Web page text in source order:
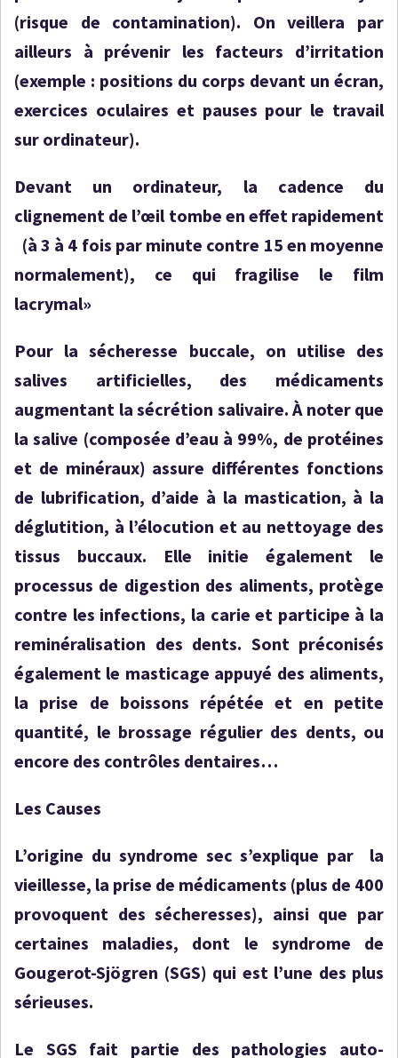
(risque de contamination). On veillera par
ailleurs à prévenir les facteurs d’irritation
(exemple : positions du corps devant un écran,
exercices oculaires et pauses pour le travail
sur ordinateur).
Devant un ordinateur, la cadence du
clignement de l’œil tombe en effet rapidement
(à 3 à 4 fois par minute contre 15 en moyenne
normalement), ce qui fragilise le film
lacrymal»
Pour la sécheresse buccale, on utilise des
salives artificielles, des médicaments
augmentant la sécrétion salivaire. À noter que
la salive (composée d’eau à 99%, de protéines
et de minéraux) assure différentes fonctions
de lubrification, d’aide à la mastication, à la
déglutition, à l’élocution et au nettoyage des
tissus buccaux. Elle initie également le
processus de digestion des aliments, protège
contre les infections, la carie et participe à la
reminéralisation des dents. Sont préconisés
également le masticage appuyé des aliments,
la prise de boissons répétée et en petite
quantité, le brossage régulier des dents, ou
encore des contrôles dentaires…
Les Causes
L’origine du syndrome sec s’explique par la
vieillesse, la prise de médicaments (plus de 400
provoquent des sécheresses), ainsi que par
certaines maladies, dont le syndrome de
Gougerot-Sjögren (SGS) qui est l’une des plus
sérieuses.
Le SGS fait partie des pathologies auto-